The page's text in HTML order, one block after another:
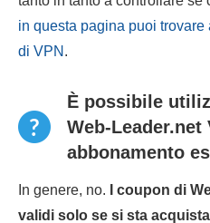
in questa pagina puoi trovare
di VPN .
È possibile
Web-Leader.net
abbonamento
In genere, no.
I coupon di
validi solo se si sta